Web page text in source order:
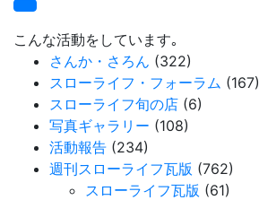
こんな活動をしています｡
さんか・さろん (322)
スローライフ・フォーラム (167)
スローライフ旬の店 (6)
写真ギャラリー (108)
活動報告 (234)
週刊スローライフ瓦版 (762)
スローライフ瓦版 (61)